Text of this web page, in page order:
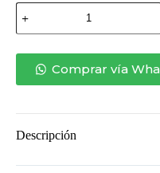
POLTRONA
ANGIE
II
Comprar vía
Descripción